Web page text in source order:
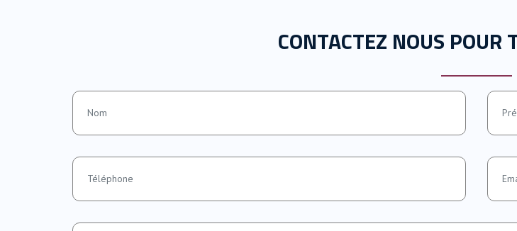
CONTACTEZ NOUS POUR